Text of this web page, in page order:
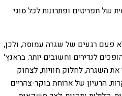
של תפריטים ופתרונות לכל סוגי
פעם רגעים של שגרה עמוסה, ולכן,
לנדירים וחשובים יותר. בראנץ'
השגרה, לחלוק חוויות, לצחוק
הרעיון של ארוחת בוקר-צהריים